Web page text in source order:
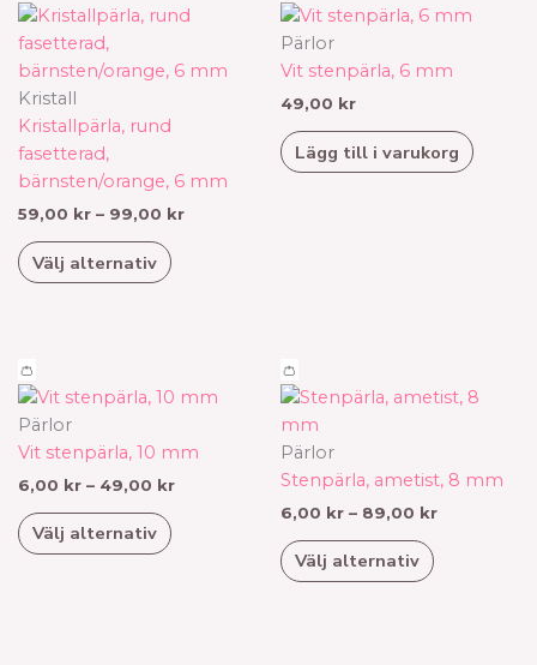
Kristall
Kristallpärla, rund
fasetterad,
bärnsten/orange, 6 mm
59,00 kr – 99,00 kr
Prisintervall:
99,00 kr
Välj alternativ
Den
produkten
flera
De
olika
kan
Pärlor
Vit stenpärla, 6 mm
49,00 kr
Lägg till i varukorg
👛
Pärlor
Vit stenpärla, 10 mm
6,00 kr – 49,00 kr
till
Välj alternativ
här
har
flera
De
👛
Pärlor
Stenpärla, ametist, 8 mm
6,00 kr – 89,00 kr
till
Välj alternativ
här
flera
varianter.
olika